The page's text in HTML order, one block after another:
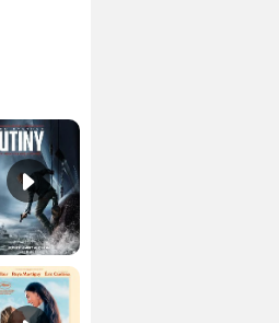
Les Matins merveilleux Bande-annonce VF